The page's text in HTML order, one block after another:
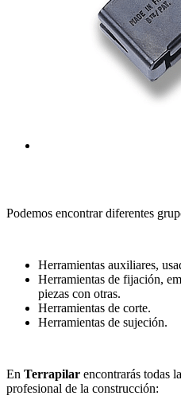
Podemos encontrar diferentes
Herramientas auxiliares,
Herramientas de fijación,
piezas con otras.
Herramientas de corte.
Herramientas de sujeción.
En Terrapilar encontrarás todas
profesional de la construcción: